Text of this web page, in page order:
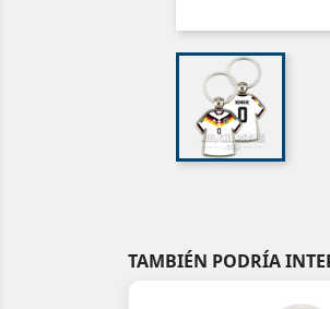
TAMBIÉN PODRÍA